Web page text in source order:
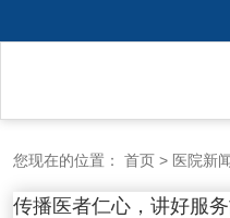
您现在的位置： 首页> 医院新
传播医者仁心，讲好服